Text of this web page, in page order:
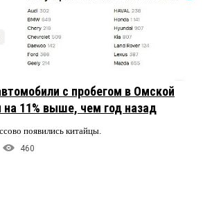
с пробегом в Омской
на 11% выше, чем год назад
появились китайцы.
460